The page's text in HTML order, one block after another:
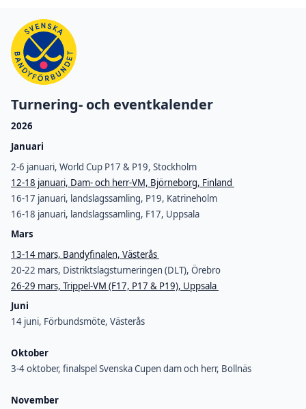
Turnering- och eventkalender
2026
Januari
2-6 januari, World Cup P17 & P19, Stockholm
12-18 januari, Dam- och herr-VM, Björneborg, Finland
16-17 januari, landslagssamling, P19, Katrineholm
16-18 januari, landslagssamling, F17, Uppsala
Mars
13-14 mars, Bandyfinalen, Västerås
20-22 mars, Distriktslagsturneringen (DLT), Örebro
26-29 mars, Trippel-VM (F17, P17 & P19), Uppsala
Juni
14 juni, Förbundsmöte, Västerås
Oktober
3-4 oktober, finalspel Svenska Cupen dam och herr, Bollnäs
November